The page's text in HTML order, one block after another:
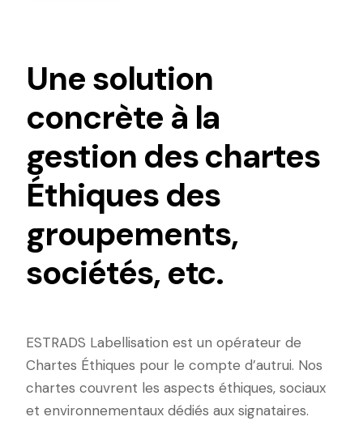
Une solution
concrète à la
gestion des chartes
Éthiques des
groupements,
sociétés, etc.
ESTRADS Labellisation est un opérateur de
Chartes Éthiques pour le compte d’autrui. Nos
chartes couvrent les aspects éthiques, sociaux
et environnementaux dédiés aux signataires.